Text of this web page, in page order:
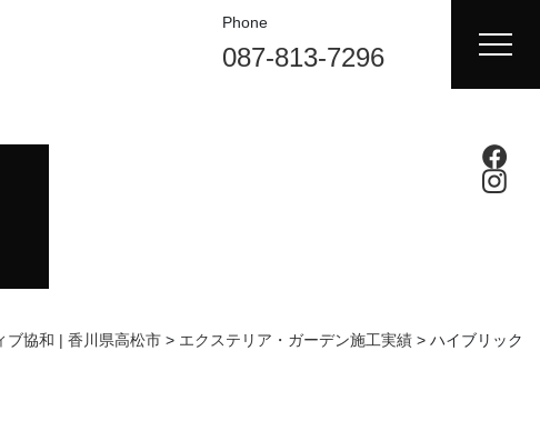
Phone
087-813-7296
ブ協和 | 香川県高松市 > エクステリア・ガーデン施工実績 > ハイブリック